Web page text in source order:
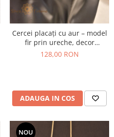
Cercei placați cu aur – model
fir prin ureche, decor
semilună
128,00 RON
ADAUGA IN COS
NOU